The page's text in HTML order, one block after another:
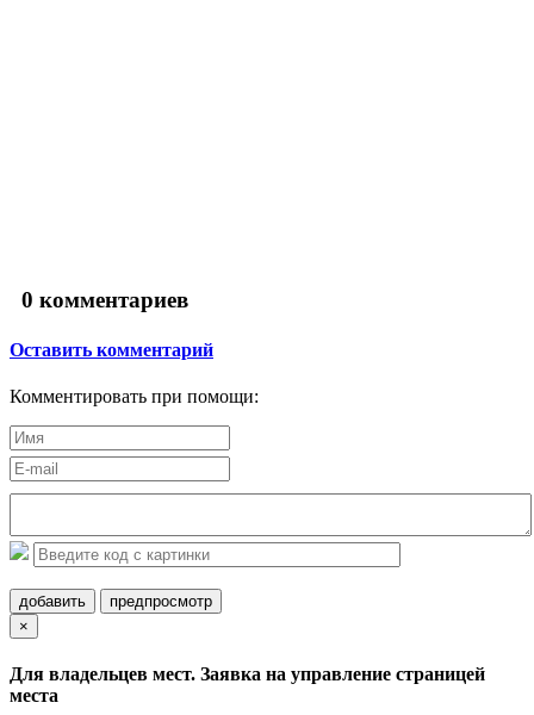
0 комментариев
Оставить комментарий
Комментировать при помощи:
добавить
предпросмотр
×
Для владельцев мест. Заявка на управление страницей
места